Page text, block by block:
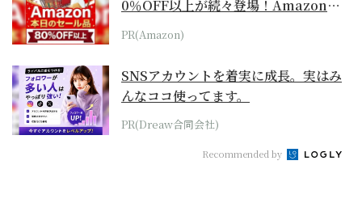
0％OFF以上が続々登場！Amazonの
本気が...
PR(Amazon)
SNSアカウントを着実に成長。実はみ
んなココ使ってます。
PR(Dreaw合同会社)
Recommended by